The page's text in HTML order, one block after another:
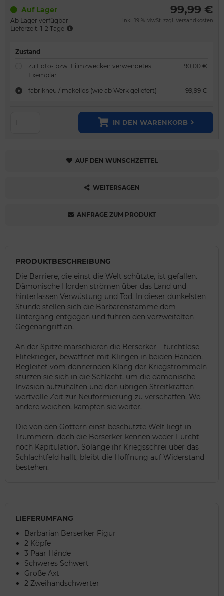
Auf Lager
Ab Lager verfügbar
Lieferzeit: 1-2 Tage
99,99 €
inkl. 19 % MwSt. zzgl. Versandkosten
Zustand
zu Foto- bzw. Filmzwecken verwendetes
Exemplar
90,00 €
fabrikneu / makellos (wie ab Werk geliefert) 99,99 €
IN DEN WARENKORB
AUF DEN WUNSCHZETTEL
WEITERSAGEN
ANFRAGE ZUM PRODUKT
PRODUKTBESCHREIBUNG
Die Barriere, die einst die Welt schützte, ist gefallen.
Dämonische Horden strömen über das Land und
hinterlassen Verwüstung und Tod. In dieser dunkelsten
Stunde stellen sich die Barbarenstämme dem
Untergang entgegen und führen den verzweifelten
Gegenangriff an.
An der Spitze marschieren die Berserker – furchtlose
Elitekrieger, bewaffnet mit Klingen in beiden Händen.
Begleitet vom donnernden Klang der Kriegstrommeln
stürzen sie sich in die Schlacht, um die dämonische
Invasion aufzuhalten und den übrigen Streitkräften
wertvolle Zeit zur Neuformierung zu verschaffen. Wo
andere weichen, kämpfen sie weiter.
Die von den Göttern einst beschützte Welt liegt in
Trümmern, doch die Berserker kennen weder Furcht
noch Kapitulation. Solange ihr Kriegsschrei über das
Schlachtfeld hallt, bleibt die Hoffnung auf Widerstand
bestehen.
LIEFERUMFANG
Barbarian Berserker Figur
2 Köpfe
3 Paar Hände
Schweres Schwert
Große Axt
2 Zweihandschwerter